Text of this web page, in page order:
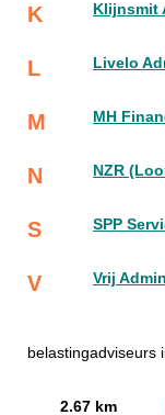
K Klijnsmit
L Livelo
M MH
N NZR
S SPP
V Vrij
belastingadviseurs
2.67 km